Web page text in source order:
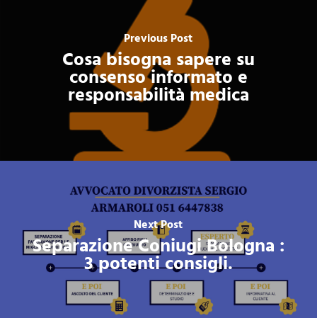
Previous Post
Cosa bisogna sapere su
consenso informato e
responsabilità medica
Next Post
Separazione Coniugi Bologna :
3 potenti consigli.